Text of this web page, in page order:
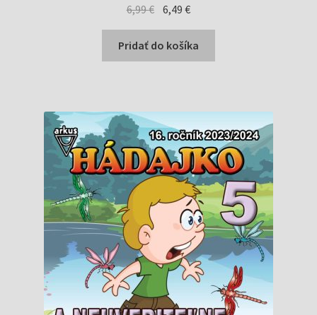
6,99€ Pôvodná
bola:
6,99 €.
6,49€Aktuálna
je:
6,49 €.
Pridať do košíka